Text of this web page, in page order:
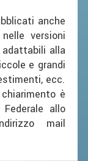
anche
versioni
alla
e grandi
ecc.
è
allo
mail
ITALIANI